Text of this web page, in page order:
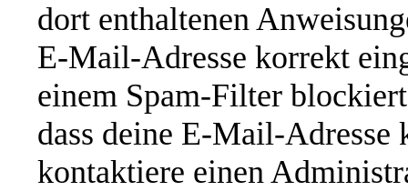
dort enthaltenen
E-Mail-Adresse korrekt
einem Spam-Filter
dass deine E-Mail-Adresse
kontaktiere einen